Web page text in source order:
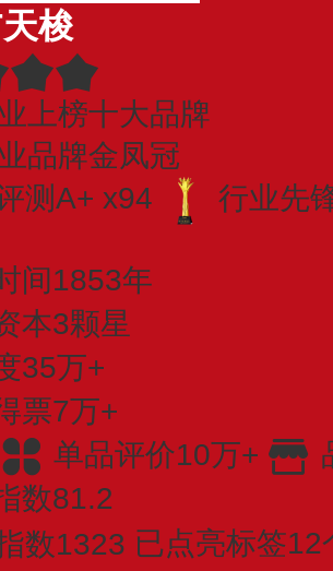
梭
上榜十大品牌
品牌金凤冠
测A+ x94
行业先
间1853年
本3颗星
35万+
票7万+
单品评价10万+
数81.2
数1323 已点亮标签12